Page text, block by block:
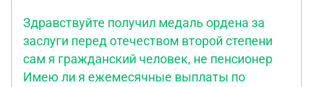
Здравствуйте получил медаль ордена за
заслуги перед отечеством второй степени
сам я гражданский человек, не пенсионер
Имею ли я ежемесячные выплаты по